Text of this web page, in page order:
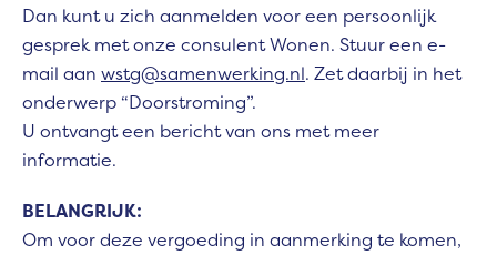
Dan kunt u zich aanmelden voor een persoonlijk
gesprek met onze consulent Wonen. Stuur een e-
mail aan wstg@samenwerking.nl. Zet daarbij in het
onderwerp “Doorstroming”.
U ontvangt een bericht van ons met meer
informatie.
BELANGRIJK:
Om voor deze vergoeding in aanmerking te komen,